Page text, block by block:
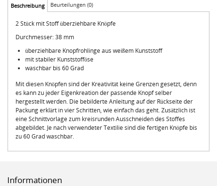
Beschreibung Beurteilungen (0)
2 Stück mit Stoff überziehbare Knöpfe
Durchmesser: 38 mm
überziehbare Knopfrohlinge aus weißem Kunststoff
mit stabiler Kunststofföse
waschbar bis 60 Grad
Mit diesen Knöpfen sind der Kreativität keine Grenzen gesetzt, denn
es kann zu jeder Eigenkreation der passende Knopf selber
hergestellt werden. Die bebilderte Anleitung auf der Rückseite der
Packung erklärt in vier Schritten, wie einfach das geht. Zusätzlich ist
eine Schnittvorlage zum kreisrunden Ausschneiden des Stoffes
abgebildet. Je nach verwendeter Textilie sind die fertigen Knöpfe bis
zu 60 Grad waschbar.
Informationen